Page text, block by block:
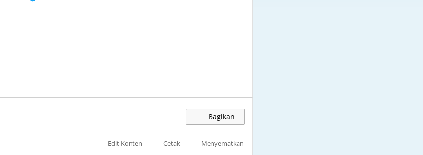
Bagikan
Edit Konten Cetak Menyematkan